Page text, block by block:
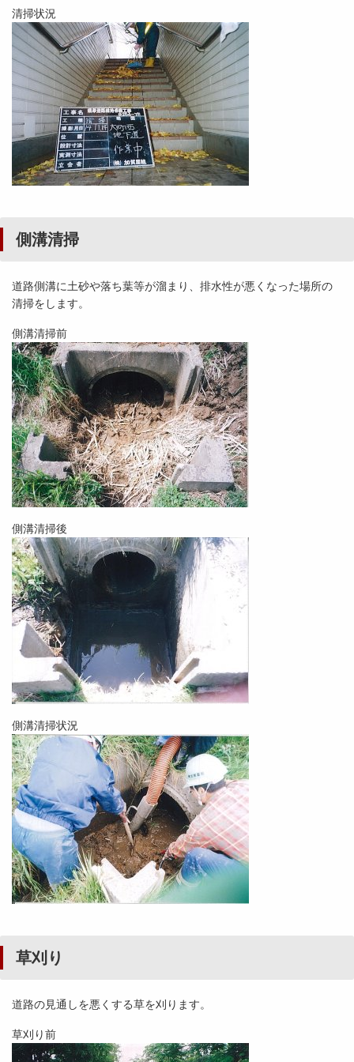
清掃状況
側溝清掃
道路側溝に土砂や落ち葉等が溜まり、排水性が悪くなった場所の
清掃をします。
側溝清掃前
側溝清掃後
側溝清掃状況
草刈り
道路の見通しを悪くする草を刈ります。
草刈り前